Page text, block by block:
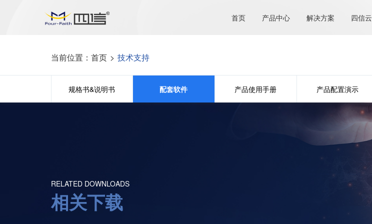
首页 产品中心 解决方案 四信云
当前位置： 首页 > 技术支持
规格书&说明书 配套软件 产品使用手册 产品配置演示
RELATED DOWNLOADS
相关下载